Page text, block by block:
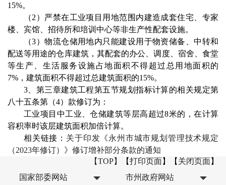
15%。
（2）严禁在工业项目用地范围内建造成套住宅、专家
楼、宾馆、招待所和培训中心等非生产性配套设施。
（3）物流仓储用地内只能建设用于物资储备、中转和
配送等用途的仓库建筑，其配套的办公、调度、宿舍、食堂
等生产、生活服务设施占地面积不得超过总用地面积的
7%，建筑面积不得超过总建筑面积的15%。
3、第三章建筑工程第五节规划指标计算的相关规定第
八十五条第（4）款修订为：
工业项目中工业、仓储建筑等层高超过8米的，在计算
容积率时该层建筑面积加倍计算。
相关链接： 关于印发《永州市城市规划管理技术规定
（2023年修订）》修订增补部分条款的通知
【TOP】
【打印页面】【 关闭页面】
国家部委网站
市州政府网站